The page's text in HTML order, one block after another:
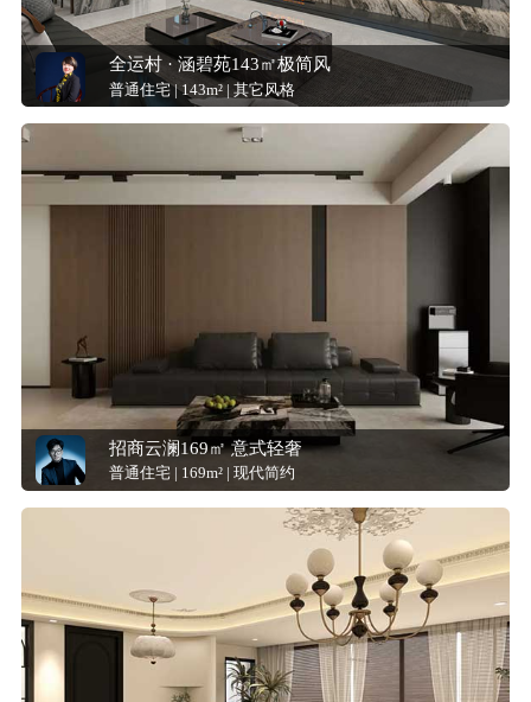
全运村 · 涵碧苑143㎡极简风
普通住宅 | 143m² | 其它风格
招商云澜169㎡ 意式轻奢
普通住宅 | 169m² | 现代简约